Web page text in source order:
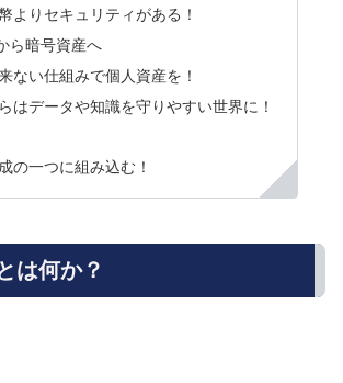
よりセキュリティがある！
ら暗号資産へ
ない仕組みで個人資産を！
はデータや知識を守りやすい世界に！
の一つに組み込む！
は何か？